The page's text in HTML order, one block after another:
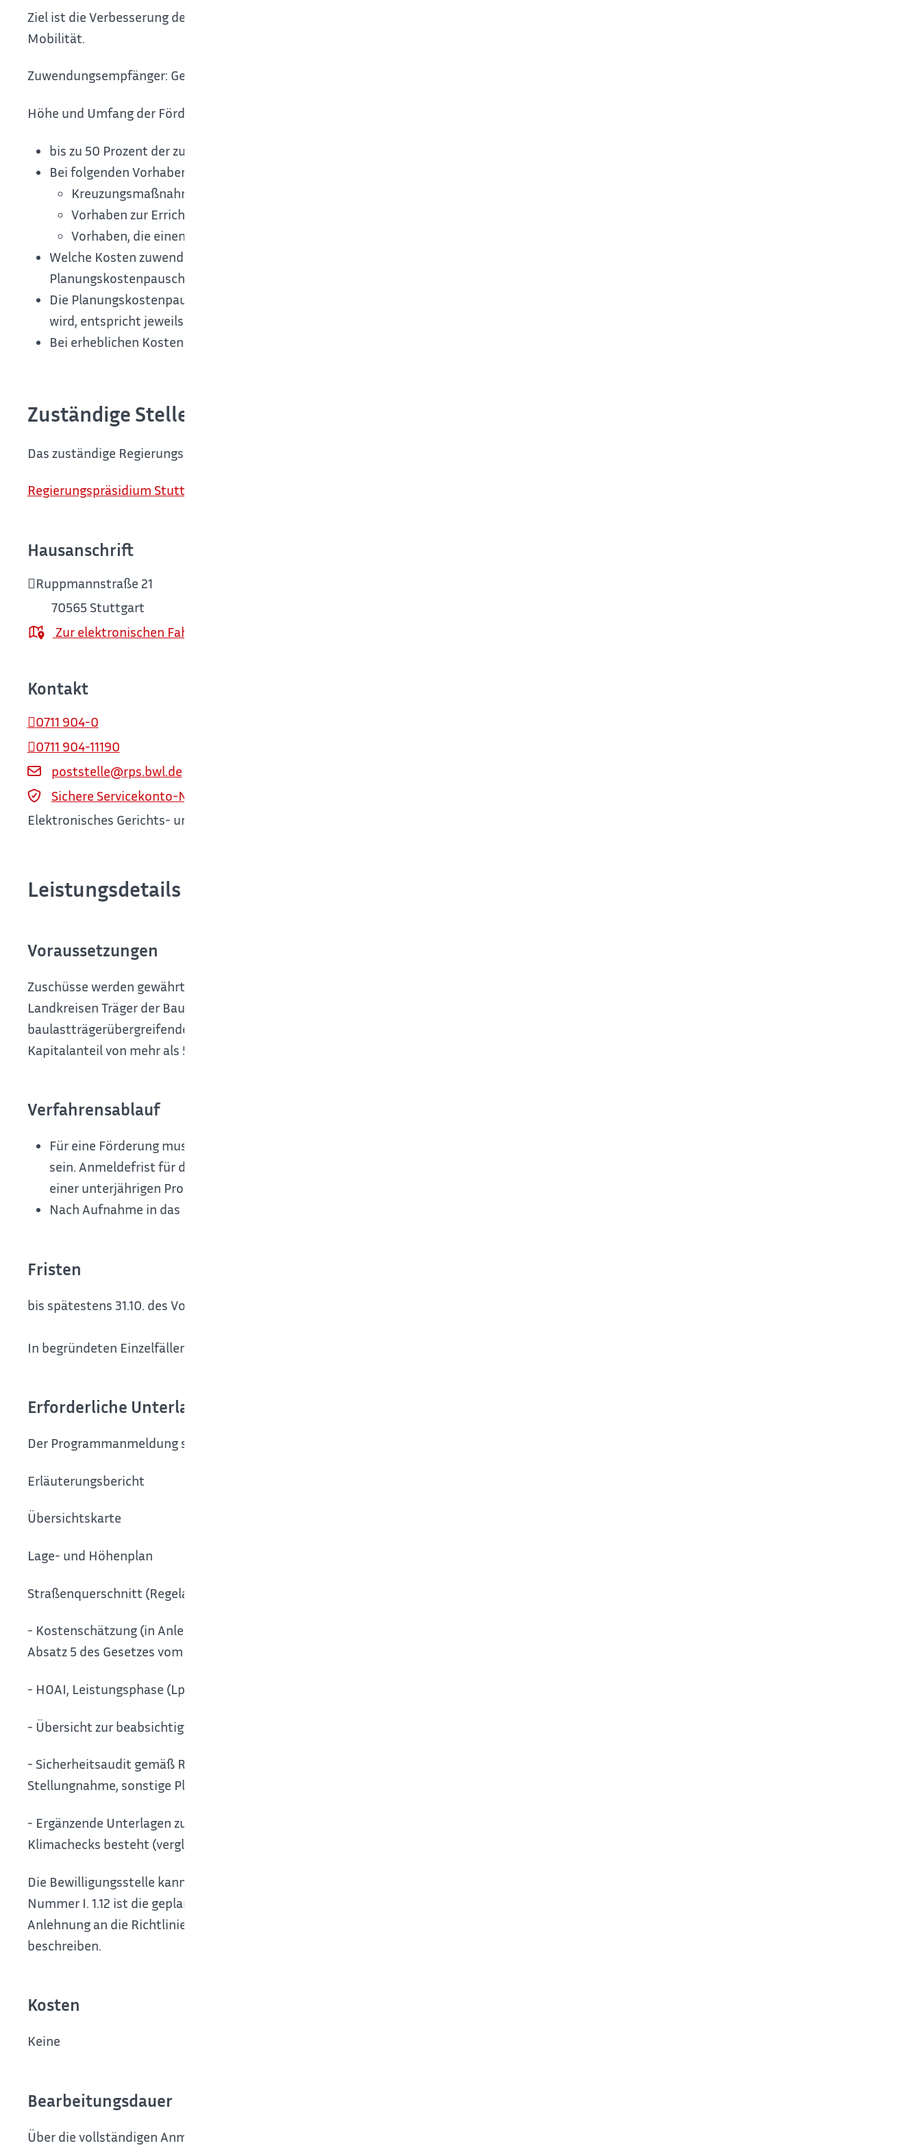
Ziel ist die Verbesserung der Verkehrsverhältnisse in den Gemeinden im Sinne einer nachhaltigen und klimafreundlichen
Mobilität.
Zuwendungsempfänger: Gemeinden, Landkreise, kommunale Zusammenschlüsse
Höhe und Umfang der Förderung:
bis zu 50 Prozent der zuwendungsfähigen Investitionskosten.
Bei folgenden Vorhaben kann eine erhöhte Förderung in Höhe vonbis zu 75 Prozent der zuwendungsfähigen Investitionskosten gewährt werden:
Kreuzungsmaßnahmen nach dem Eisenbahnkreuzungsgesetz
Vorhaben zur Errichtung von Ladeinfrastruktur
Vorhaben, die einen besonders positiven Beitrag zum Klimaschutz leisten
Welche Kosten zuwendungsfähig sind, ist in der Verwaltungsvorschrift zum LGVFG geregelt; für Planungskosten mit Vorhabenbezug wird eine
Planungskostenpauschale gewährt.
Die Planungskostenpauschale beträgt 20 Prozent der zuwendungsfähigen Investitionskosten. Der Fördersatz, der auf diese Pauschale angewandt
wird, entspricht jeweils dem Fördersatz für die Investitionskosten.
Bei erheblichen Kostensteigerungen in Härtefällen ist eine Nachbewilligung möglich.
Zuständige Stelle
Das zuständige Regierungspräsidium als Bewilligungsstelle
Regierungspräsidium Stuttgart
Hausanschrift
Ruppmannstraße 21
70565 Stuttgart
Zur elektronischen Fahrplanauskunft
Kontakt
0711 904-0
0711 904-11190
poststelle@rps.bwl.de
Sichere Servicekonto-Nachricht über service-bw.de senden
Elektronisches Gerichts- und Verwaltungspostfach (Safe-ID)
Leistungsdetails
Voraussetzungen
Zuschüsse werden gewährt für Gemeinden, Landkreise, kommunale Zusammenschlüsse, die an Stelle von Gemeinden oder
Landkreisen Träger der Baulast sind, insbesondere Zweckverbände und - bevollmächtigte kommunale Baulastträger bei
baulastträgerübergreifenden und zusammenhängenden Maßnahmen; öffentliche Unternehmen (Unternehmen mit
Kapitalanteil von mehr als 50 Prozent von Gebietskörperschaften) und kommunale Eigenbetriebe.
Verfahrensablauf
Für eine Förderung muss das Vorhaben zunächst in ein vom Verkehrsministerium jährlich aufgestelltes Förderprogramm aufgenommen worden
sein. Anmeldefrist für die Aufnahme beim zuständigen Regierungspräsidium ist der 31.10. jeden Jahres. Darüber hinaus besteht die Möglichkeit
einer unterjährigen Programmaufnahme.
Nach Aufnahme in das Landesprogramm kann innerhalb von drei Jahren ein Antrag auf Gewährung einer Zuwendung gestellt werden.
Fristen
bis spätestens 31.10. des Vorjahres
In begründeten Einzelfällen sind Aufnahmen in das Förderprogramm auch das Jahr über möglich.
Erforderliche Unterlagen
Der Programmanmeldung sind folgende Unterlagen beizugügen:
Erläuterungsbericht
Übersichtskarte
Lage- und Höhenplan
Straßenquerschnitt (Regelausbildung im Maßstab 1: 50)
- Kostenschätzung (in Anlehnung an die Honorarordnung für Architekten und Ingenieure (HOAI), die zuletzt durch Artikel 1
Absatz 5 des Gesetzes vom 2. Dezember 2020 (BGBl. S. 2636) geändert worden ist, in der jeweils geltenden Fassung
- HOAI, Leistungsphase (Lph. 2) – Vorplanung)
- Übersicht zur beabsichtigten Finanzierung mit voraussichtlichem Baubeginn und Bauende
- Sicherheitsaudit gemäß Richtlinien für das Sicherheitsaudit von Straßen (RSAS) einschließlich der dazugehörigen
Stellungnahme, sonstige Pläne von förderrelevanter Bedeutung
- Ergänzende Unterlagen zum Klimacheck, sofern für die beantragte Maßnahme die Pflicht zur Durchführung eines
Klimachecks besteht (vergleich Abschnitt A, Nummer IV. 2.3).
Die Bewilligungsstelle kann weitere Planunterlagen beziehungsweise Gutachten
Nummer I. 1.12 ist die geplante Brückenmodernisierungsmaßnahme zur Anmeldung für die Programmaufnahme in
Anlehnung an die Richtlinien für das Aufstellen von Bauwerksplanungen für Ingenieurbauten (RABING) darzustellen und zu
beschreiben.
Kosten
Keine
Bearbeitungsdauer
Über die vollständigen Anmeldungen zur Programmaufnahme wird im ersten Quartal jeden Jahres unter Berücksichtigung